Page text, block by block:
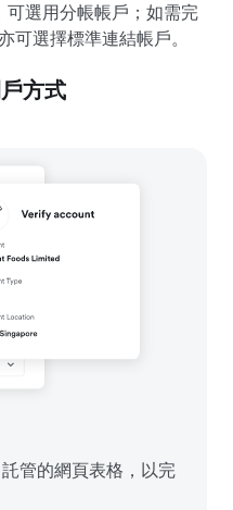
選用分帳帳戶；如需完
可選擇標準連結帳戶。
方式
管的網頁表格，以完